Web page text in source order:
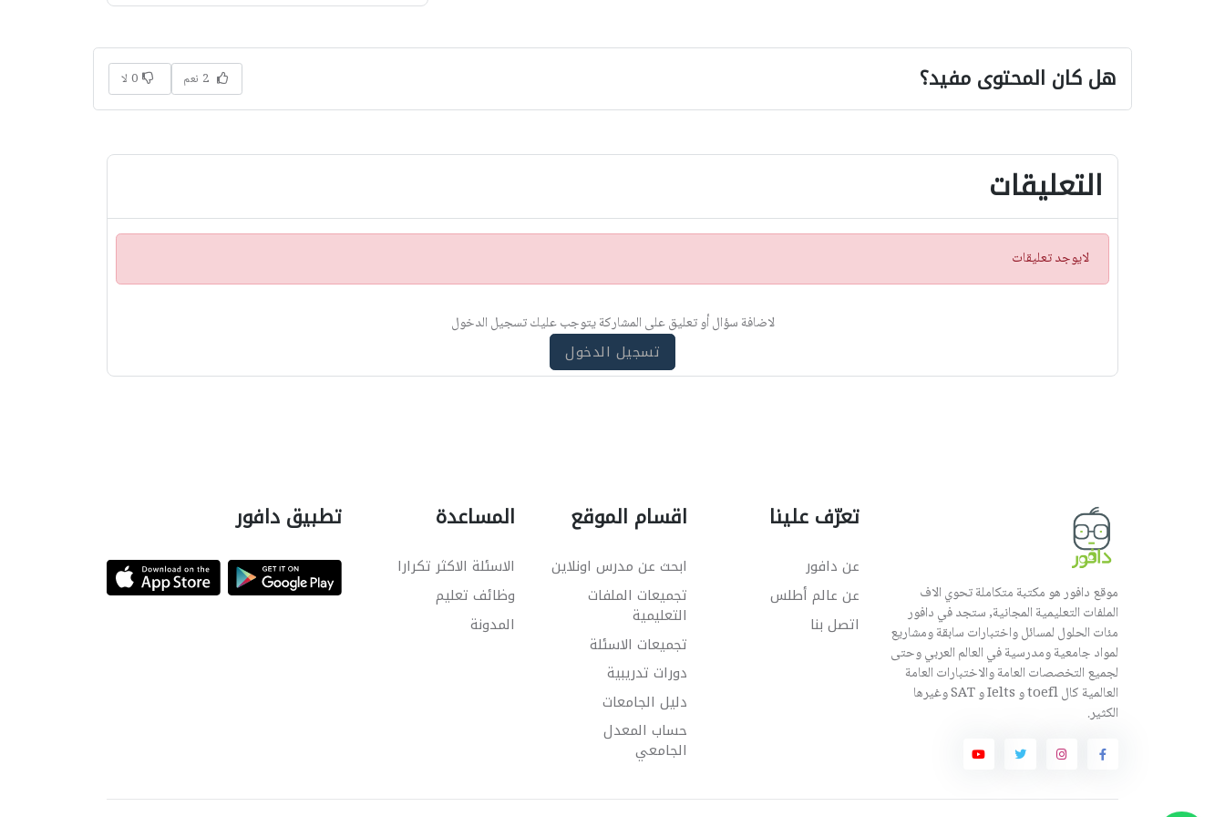
هل كان المحتوى مفيد؟ 2 نعم 0 لا
التعليقات
ت
ن
لايوجد تعليقات
لاضافة سؤال أو تعليق على المشاركة يتوجب عليك تسجيل الدخول
تسجيل الدخول
موقع دافور هو مكتبة متكاملة تحوي الاف
الملفات التعليمية المجانية, ستجد في دافور
مئات الحلول لمسائل واختبارات سابقة ومشاريع
لمواد جامعية ومدرسية في العالم العربي وحتى
لجميع التخصصات العامة والاختبارات العامة
العالمية كال toefl و Ielts و SAT وغيرها
الكثير.
تعرّف علينا
عن دافور
عن عالم أطلس
اتصل بنا
اقسام الموقع
ابحث عن مدرس اونلاين
تجميعات الملفات
التعليمية
تجميعات الاسئلة
دورات تدريبية
دليل الجامعات
حساب المعدل
الجامعي
المساعدة
الاسئلة الاكثر تكرارا
وظائف تعليم
المدونة
تطبيق دافور